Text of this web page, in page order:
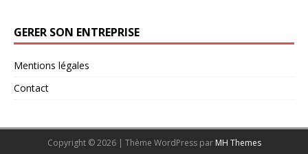
GERER SON ENTREPRISE
Mentions légales
Contact
Copyright © 2026 | Thème WordPress par MH Themes